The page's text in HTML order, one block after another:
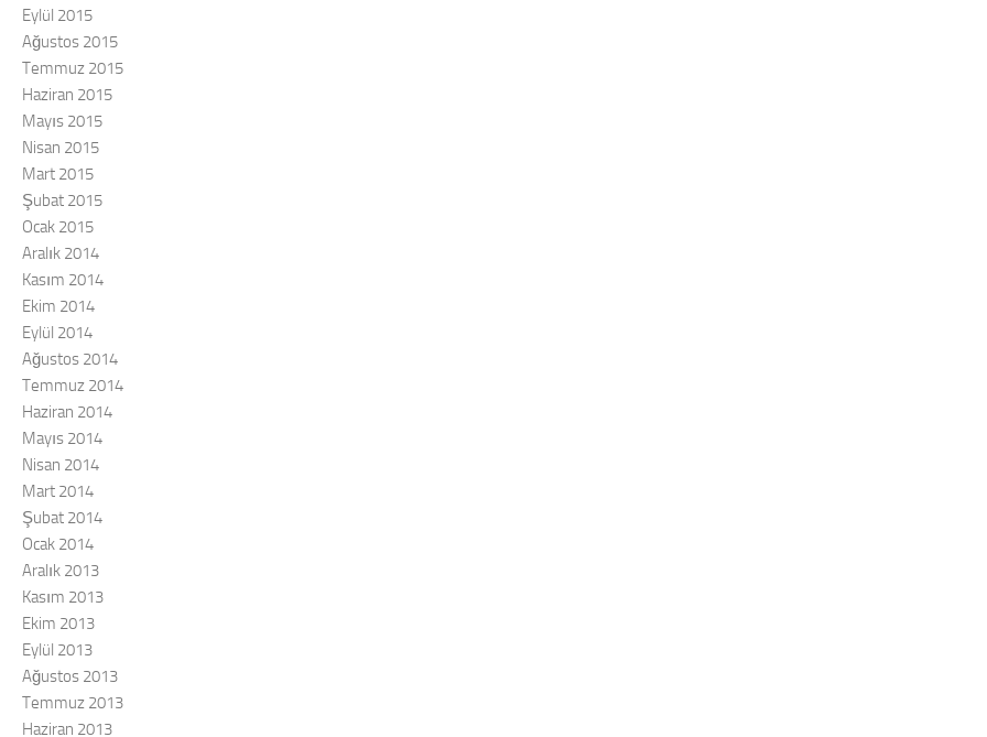
Eylül 2015
Ağustos 2015
Temmuz 2015
Haziran 2015
Mayıs 2015
Nisan 2015
Mart 2015
Şubat 2015
Ocak 2015
Aralık 2014
Kasım 2014
Ekim 2014
Eylül 2014
Ağustos 2014
Temmuz 2014
Haziran 2014
Mayıs 2014
Nisan 2014
Mart 2014
Şubat 2014
Ocak 2014
Aralık 2013
Kasım 2013
Ekim 2013
Eylül 2013
Ağustos 2013
Temmuz 2013
Haziran 2013